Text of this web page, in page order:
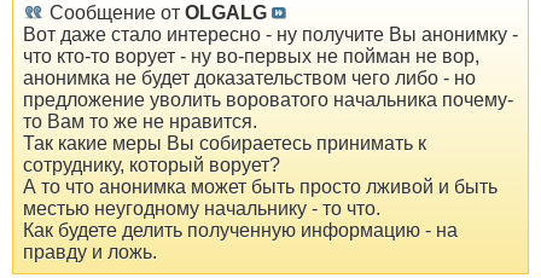
Сообщение от OLGALG
Вот даже стало интересно - ну получите Вы анонимку -
что кто-то ворует - ну во-первых не пойман не вор,
анонимка не будет доказательством чего либо - но
предложение уволить вороватого начальника почему-
то Вам то же не нравится.
Так какие меры Вы собираетесь принимать к
сотруднику, который ворует?
А то что анонимка может быть просто лживой и быть
местью неугодному начальнику - то что.
Как будете делить полученную информацию - на
правду и ложь.